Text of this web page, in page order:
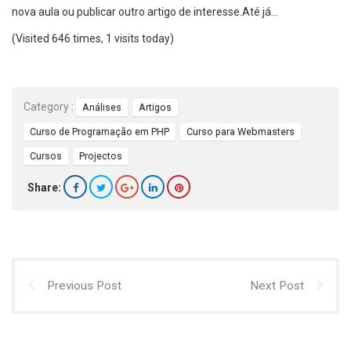
nova aula ou publicar outro artigo de interesse.Até já…
(Visited 646 times, 1 visits today)
Category : Análises Artigos
Curso de Programação em PHP Curso para Webmasters
Cursos Projectos
Share:
Previous Post Next Post